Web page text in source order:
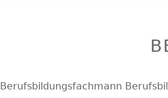
Berufsbildungsfachmann